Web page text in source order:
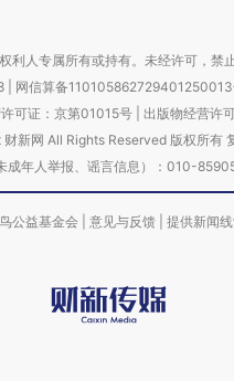
人专属所有或持有。未经许可，禁
网信算备
可证：京第01015号| 出版物经营许
新网 All Rights Reserved 版权所有
成年人举报、谣言信息）：010-
公益基金会 意见与反馈 提供新闻